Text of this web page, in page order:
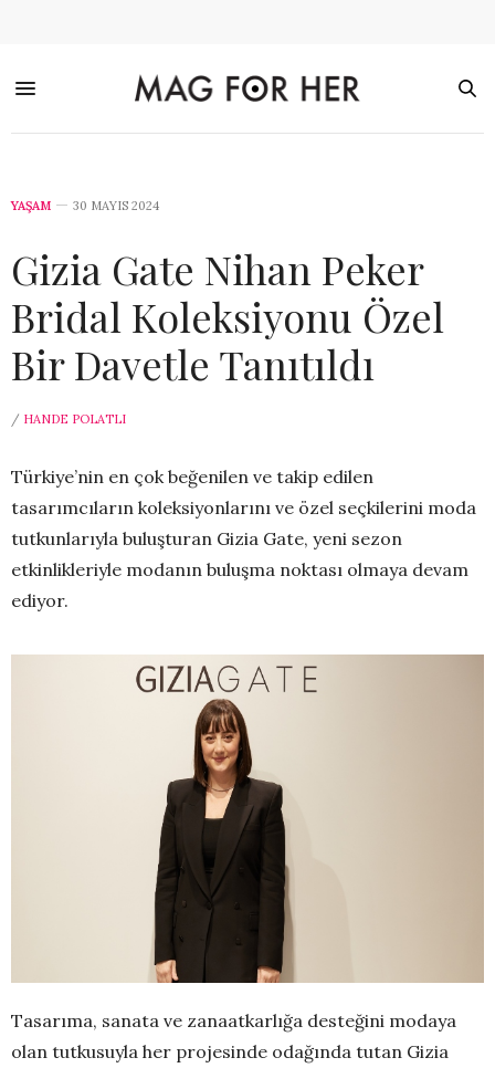
YAŞAM 30 MAYIS 2024
Gizia Gate Nihan Peker
Bridal Koleksiyonu Özel
Bir Davetle Tanıtıldı
/ HANDE POLATLI
Türkiye’nin en çok beğenilen ve takip edilen
tasarımcıların koleksiyonlarını ve özel seçkilerini moda
tutkunlarıyla buluşturan Gizia Gate, yeni sezon
etkinlikleriyle modanın buluşma noktası olmaya devam
ediyor.
Tasarıma, sanata ve zanaatkarlığa desteğini modaya
olan tutkusuyla her projesinde odağında tutan Gizia